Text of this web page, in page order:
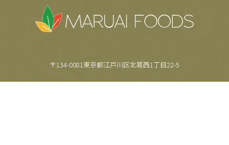
〒134-0081東京都江戸川区北葛西1丁目22-5